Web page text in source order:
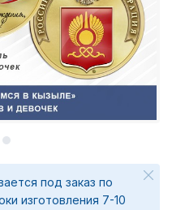
под заказ по
изготовления 7-10